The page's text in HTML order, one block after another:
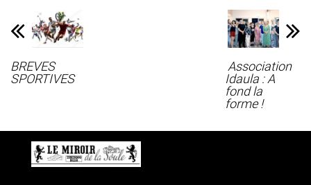
BREVES
SPORTIVES
Association
Idaula : A
fond la
forme !